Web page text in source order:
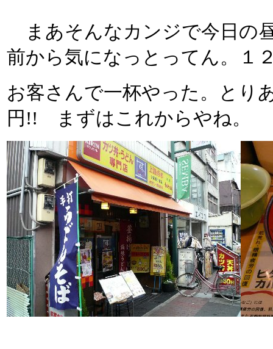
まあそんなカンジで今日の
前から気になっとってん。１
お客さんで一杯やった。とり
円!! まずはこれからやね。